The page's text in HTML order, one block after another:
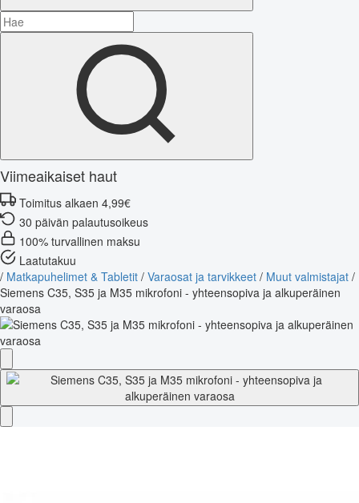
Viimeaikaiset haut
Toimitus alkaen 4,99€
30 päivän palautusoikeus
100% turvallinen maksu
Laatutakuu
/ Matkapuhelimet & Tabletit / Varaosat ja tarvikkeet / Muut valmistajat /
Siemens C35, S35 ja M35 mikrofoni - yhteensopiva ja alkuperäinen
varaosa